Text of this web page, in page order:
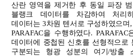
산란 영역을 제거한 후 동일 파장 범
블랭크 데이터를 차감하여 처리
데이터는 3차원 텐서로 구성하였으며
PARAFAC을 수행하였다.
데이터에 중첩된 신호를 선형적으로
구분되는 형광 성분의 여기/방출